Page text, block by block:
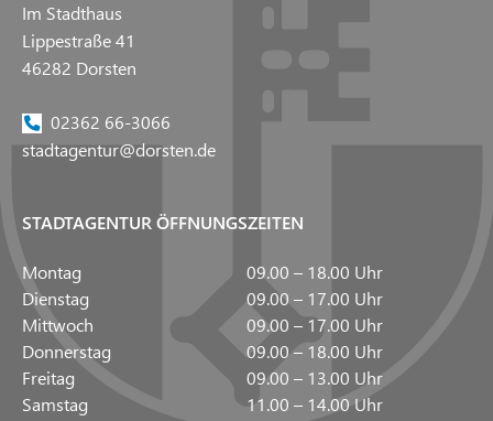
Im Stadthaus
Lippestraße 41
46282 Dorsten
02362 66-3066
stadtagentur@dorsten.de
STADTAGENTUR ÖFFNUNGSZEITEN
Montag
09.00 – 18.00 Uhr
Dienstag
09.00 – 17.00 Uhr
Mittwoch
09.00 – 17.00 Uhr
Donnerstag
09.00 – 18.00 Uhr
Freitag
09.00 – 13.00 Uhr
Samstag
11.00 – 14.00 Uhr